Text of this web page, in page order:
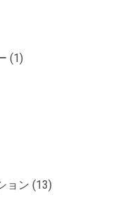
(1)
ョン (13)